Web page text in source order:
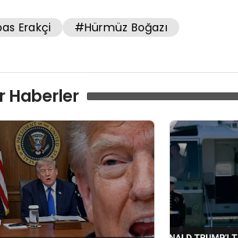
Erakçi #Hürmüz Boğazı
Haberler